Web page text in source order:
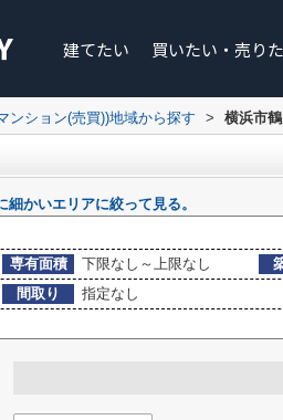
建てたい 買いたい・売り
ンション(売買))地域から探す > 横浜市
かいエリアに絞って見る。
専有面積 下限なし～上限なし
間取り
指定なし